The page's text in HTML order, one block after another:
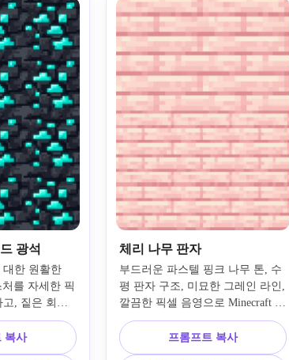
광석
대한 원활한
를 자세한 픽
, 짙은 회색
록색 크리스탈
어 있습니다.
이트, 선명한
복사
체리 나무 판자
부드러운 파스텔 핑크 나무 톤, 수
평 판자 구조, 미묘한 그레인 라인,
깔끔한 픽셀 음영으로 Minecraft 스
타일의 체리 우드 판자 질감을 생
성합니다. 아늑한 미학, 부드러운
하이라이트, 깔끔한 복고풍 텍스처
프롬프트 복사